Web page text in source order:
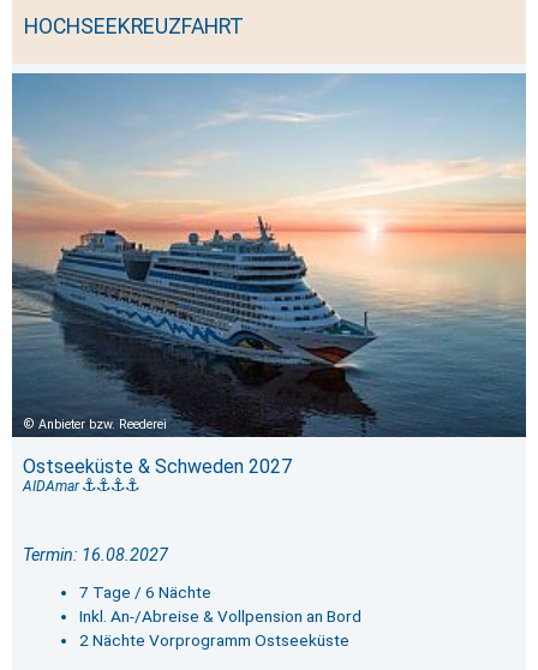
HOCHSEEKREUZFAHRT
Anbieter bzw. Reederei
Ostseeküste & Schweden 2027
AIDAmar
Termin: 16.08.2027
7 Tage / 6 Nächte
Inkl. An-/Abreise & Vollpension an Bord
2 Nächte Vorprogramm Ostseeküste